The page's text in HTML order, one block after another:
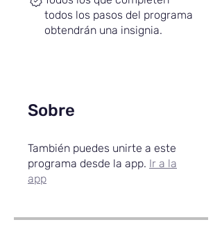
todos los pasos del programa
obtendrán una insignia.
Sobre
También puedes unirte a este
programa desde la app. Ir a la
app